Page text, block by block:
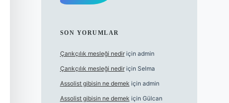
SON YORUMLAR
Çarıkçılık mesleği nediriçin admin
Çarıkçılık mesleği nediriçin Selma
Assolist gibisin ne demek için admin
Assolist gibisin ne demek için Gülcan